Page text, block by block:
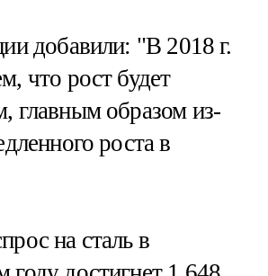
добавили: "В 2018 г.
что рост будет
главным образом из-
роста в
на сталь в